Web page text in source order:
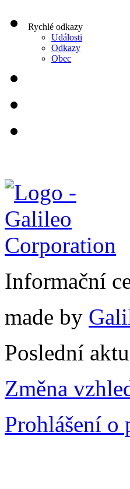
Rychlé odkazy
Události
Odkazy
Obec
Informační
made by
Poslední
Změna
Prohlášení o